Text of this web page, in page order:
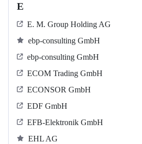
E
E. M. Group Holding AG
ebp-consulting GmbH
ebp-consulting GmbH
ECOM Trading GmbH
ECONSOR GmbH
EDF GmbH
EFB-Elektronik GmbH
EHL AG